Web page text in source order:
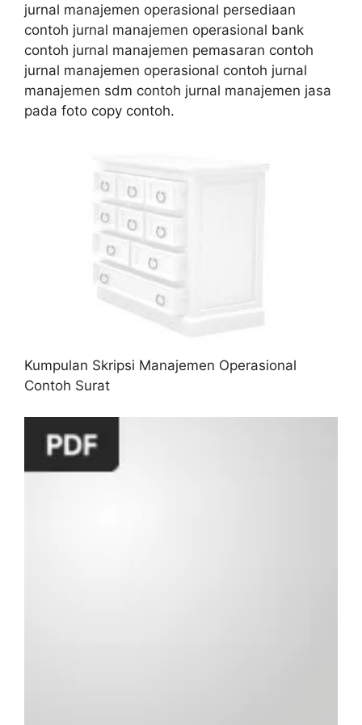
jurnal manajemen operasional persediaan
contoh jurnal manajemen operasional bank
contoh jurnal manajemen pemasaran contoh
jurnal manajemen operasional contoh jurnal
manajemen sdm contoh jurnal manajemen jasa
pada foto copy contoh.
Kumpulan Skripsi Manajemen Operasional
Contoh Surat